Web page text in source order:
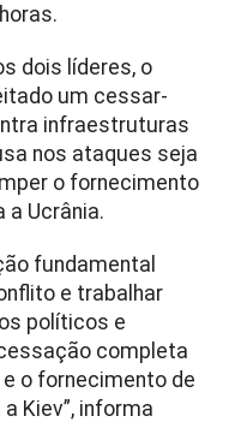
dois líderes, o
um cessar-
infraestruturas
nos ataques seja
o fornecimento
a Ucrânia.
fundamental
e trabalhar
políticos e
completa
o fornecimento de
Kiev”, informa